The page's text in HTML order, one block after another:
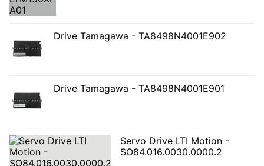
Drive Tamagawa - TA8498N4001E902
Drive Tamagawa - TA8498N4001E901
Servo Drive LTI Motion -
SO84.016.0030.0000.2